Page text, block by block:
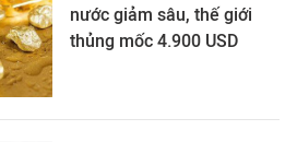
nước giảm sâu, thế giới
thủng mốc 4.900 USD